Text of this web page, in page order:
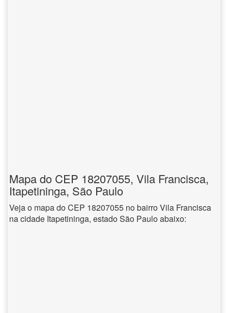
Mapa do CEP 18207055, Vila Francisca,
Itapetininga, São Paulo
Veja o mapa do CEP 18207055 no bairro Vila Francisca
na cidade Itapetininga, estado São Paulo abaixo: